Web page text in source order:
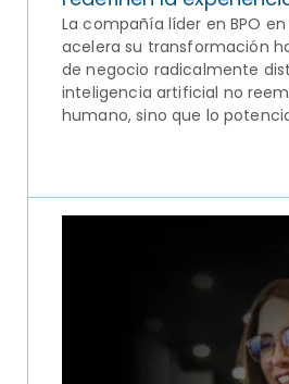
La compañía líder en BPO
acelera su transformación
de negocio radicalmente
inteligencia artificial no
humano, sino que lo